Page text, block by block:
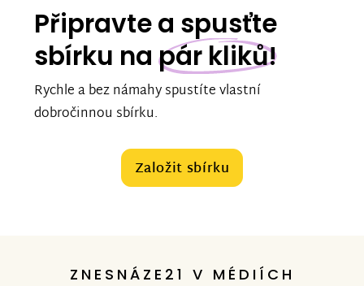
Připravte a spusťte
sbírku na pár kliků!
Rychle a bez námahy spustíte vlastní
dobročinnou sbírku.
Založit sbírku
ZNESNÁZE21 V MÉDIÍCH